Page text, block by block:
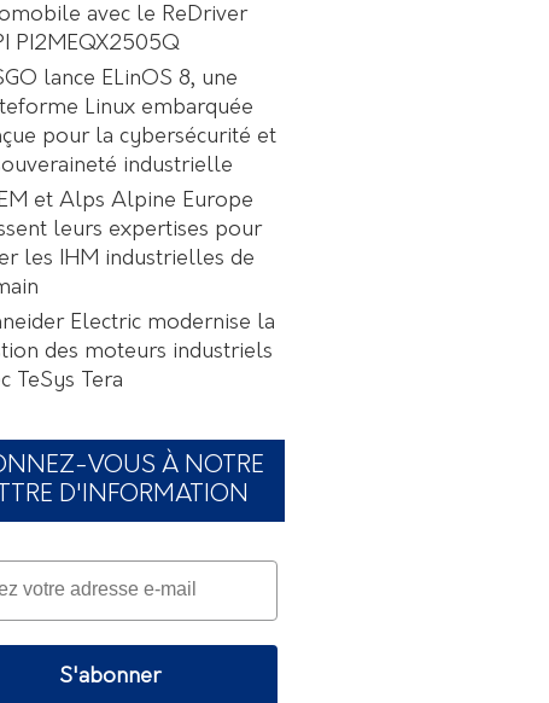
avec le ReDriver
PI2MEQX2505Q
lance ELinOS 8, une
Linux embarquée
pour la cybersécurité et
industrielle
et Alps Alpine Europe
leurs expertises pour
les IHM industrielles de
Electric modernise la
des moteurs industriels
TeSys Tera
VOUS À NOTRE
D'INFORMATION
S'abonner